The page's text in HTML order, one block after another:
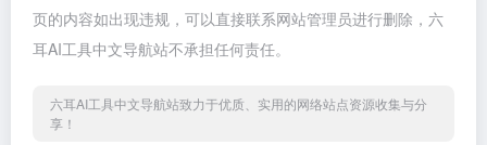
页的内容如出现违规，可以直接联系网站管理员进行删除，六
耳AI工具中文导航站不承担任何责任。
六耳AI工具中文导航站致力于优质、实用的网络站点资源收集与分
享！